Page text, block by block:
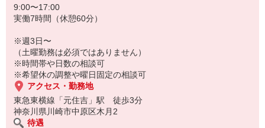
す！
・即日から勤務OK！時期先がでもご相談可能！
9:00〜17:00
実働7時間（休憩60分）
※週3日〜
（土曜勤務は必須ではありません）
※時間帯や日数の相談可
※希望休の調整や曜日固定の相談可
アクセス・勤務地
東急東横線「元住吉」駅 徒歩3分
神奈川県川崎市中原区木月2
待遇